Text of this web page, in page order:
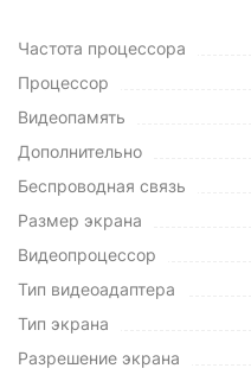
Частота процессора
Процессор
Видеопамять
Дополнительно
Беспроводная связь
Размер экрана
Видеопроцессор
Тип видеоадаптера
Тип экрана
Разрешение экрана